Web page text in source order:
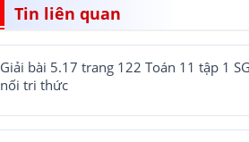
Tin liên quan
Giải bài 5.17 trang 122 Toán 11 tập 1
nối tri thức